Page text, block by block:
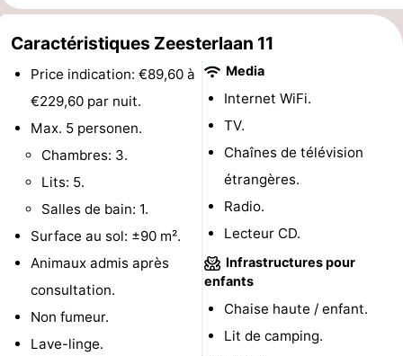
golf
Sportive
Equitation
Conduite
de
l'anneau
Boire
manger
Événements
Pratiques
Forum
Route
Stationnement
Adresses
Médicales
Région
Caractéristiques Zeesterlaan 11
Price indication: €89,60 à
€229,60 par nuit.
Max. 5 personen.
Chambres: 3.
Lits: 5.
Salles de bain: 1.
Surface au sol: ±90 m².
Animaux admis après
consultation.
Non fumeur.
Lave-linge.
Media
Internet WiFi.
TV.
Chaînes de télévision
étrangères.
Radio.
Lecteur CD.
Infrastructures pour
enfants
Chaise haute / enfant.
Lit de camping.